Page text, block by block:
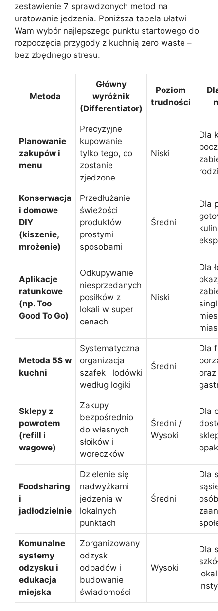
zestawienie 7 sprawdzonych metod na
uratowanie jedzenia. Poniższa tabela ułatwi
Wam wybór najlepszego punktu startowego do
rozpoczęcia przygody z kuchnią zero waste –
bez zbędnego stresu.
Metoda
Główny
wyróżnik
(Differentiator)
Poziom
trudności
Planowanie
zakupów i
menu
Precyzyjne
kupowanie
tylko tego, co
zostanie
zjedzone
Niski
Dla
Konserwacja
i domowe
DIY
(kiszenie,
mrożenie)
Przedłużanie
świeżości
produktów
prostymi
sposobami
Średni
Dla
Aplikacje
ratunkowe
(np. Too
Good To Go)
Odkupywanie
niesprzedanych
posiłków z
lokali w super
cenach
Niski
Dla
Metoda 5S w
kuchni
Systematyczna
organizacja
szafek i lodówki
według logiki
Średni
Dla
oraz
Sklepy z
powrotem
(refill i
wagowe)
Zakupy
bezpośrednio
do własnych
słoików i
woreczków
Średni /
Wysoki
Dla
Foodsharing
i
jadłodzielnie
Dzielenie się
nadwyżkami
jedzenia w
lokalnych
punktach
Średni
Dla
osób
Komunalne
systemy
odzysku i
edukacja
miejska
Zorganizowany
odzysk
odpadów i
budowanie
świadomości
Wysoki
Dla